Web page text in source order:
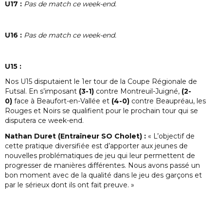
U17 : Pas de match ce week-end.
U16 : Pas de match ce week-end.
U15 :
Nos U15 disputaient le 1er tour de la Coupe Régionale de
Futsal. En s’imposant (3-1) contre Montreuil-Juigné, (2-
0) face à Beaufort-en-Vallée et (4-0) contre Beaupréau, les
Rouges et Noirs se qualifient pour le prochain tour qui se
disputera ce week-end.
Nathan Duret (Entraîneur SO Cholet) : « L’objectif de
cette pratique diversifiée est d’apporter aux jeunes de
nouvelles problématiques de jeu qui leur permettent de
progresser de manières différentes. Nous avons passé un
bon moment avec de la qualité dans le jeu des garçons et
par le sérieux dont ils ont fait preuve. »